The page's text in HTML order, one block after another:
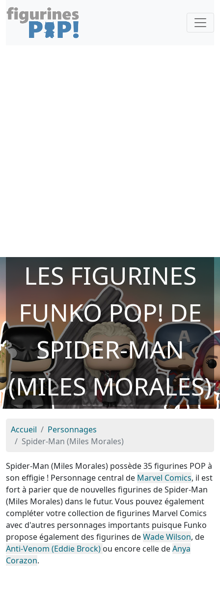
LES FIGURINES
FUNKO POP! DE
SPIDER-MAN
(MILES MORALES)
Accueil
Personnages
Spider-Man (Miles Morales)
Spider-Man (Miles Morales) possède 35 figurines POP à
son effigie ! Personnage central de Marvel Comics, il est
fort à parier que de nouvelles figurines de Spider-Man
(Miles Morales) dans le futur. Vous pouvez également
compléter votre collection de figurines Marvel Comics
avec d'autres personnages importants puisque Funko
propose également des figurines deWade Wilson, de
Anti-Venom (Eddie Brock) ou encore celle deAnya
Corazon.